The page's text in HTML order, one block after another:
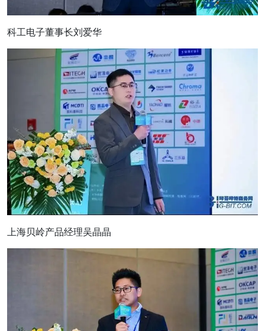
科工电子董事长刘爱华
上海贝岭产品经理吴晶晶